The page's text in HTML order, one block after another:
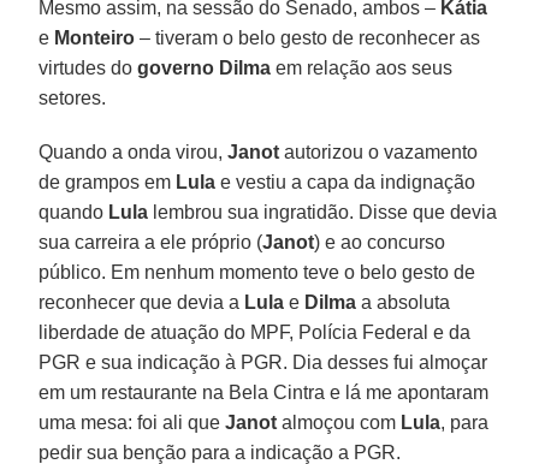
Mesmo assim, na sessão do Senado, ambos – Kátia
e Monteiro – tiveram o belo gesto de reconhecer as
virtudes dogoverno Dilma em relação aos seus
setores.
Quando a onda virou,Janot autorizou o vazamento
de grampos em Lula e vestiu a capa da indignação
quando Lula lembrou sua ingratidão. Disse que devia
sua carreira a ele próprio (Janot) e ao concurso
público. Em nenhum momento teve o belo gesto de
reconhecer que devia a Lula e Dilma a absoluta
liberdade de atuação do MPF, Polícia Federal e da
PGR e sua indicação à PGR. Dia desses fui almoçar
em um restaurante na Bela Cintra e lá me apontaram
uma mesa: foi ali queJanot almoçou com Lula, para
pedir sua benção para a indicação a PGR.